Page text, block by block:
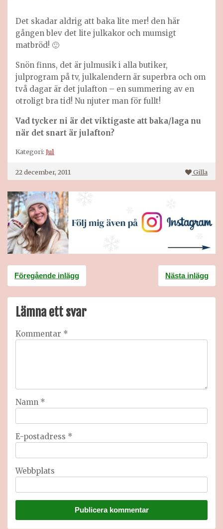
Det skadar aldrig att baka lite mer! den här
gången blev det lite julkakor och mumsigt
matbröd! 🙂
Snön finns, det är julmusik i alla butiker,
julprogram på tv, julkalendern är superbra och om
två dagar är det julafton – en summering av en
otroligt bra tid! Nu njuter man för fullt!
Vad tycker ni är det viktigaste att baka/laga nu
när det snart är julafton?
Kategori: Jul
22 december, 2011 Gilla
Inläggsnavigering
Föregående inlägg Nästa inlägg
Lämna ett svar
Kommentar *
Namn *
E-postadress *
Webbplats